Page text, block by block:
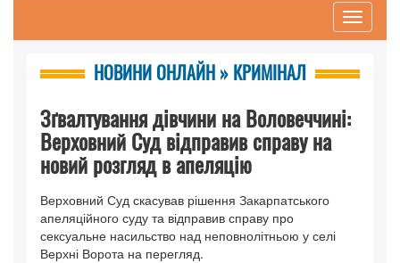
Toggle
НОВИНИ ОНЛАЙН » КРИМІНАЛ
Зґвалтування дівчини на Воловеччині:
Верховний Суд відправив справу на
новий розгляд в апеляцію
Верховний Суд скасував рішення Закарпатського
апеляційного суду та відправив справу про
сексуальне насильство над неповнолітньою у селі
Верхні Ворота на перегляд.